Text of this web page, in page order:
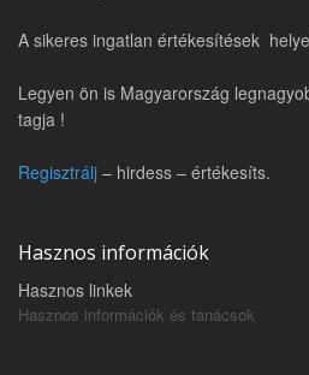
A sikeres ingatlan értékesítések
Legyen ön is Magyarország
tagja !
Regisztrálj – hirdess – értékesíts.
Hasznos információk
Hasznos linkek
Hasznos információk és tanácsok